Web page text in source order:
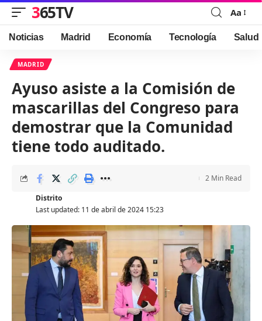
365TV
Font
Resizer
Aa
Noticias Madrid Economía Tecnología Salud
MADRID
Ayuso asiste a la Comisión de
mascarillas del Congreso para
demostrar que la Comunidad
tiene todo auditado.
Last updated: 11 de abril de 2024 15:23
Distrito
2 Min Read